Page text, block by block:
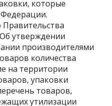
которые
Федерации.
Правительства
утверждении
производителями
количества
на территории
упаковки
товаров,
утилизации